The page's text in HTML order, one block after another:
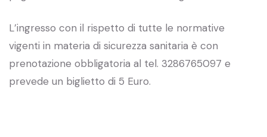
L’ingresso con il rispetto di tutte le normative
vigenti in materia di sicurezza sanitaria è con
prenotazione obbligatoria al tel. 3286765097 e
prevede un biglietto di 5 Euro.